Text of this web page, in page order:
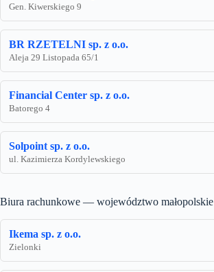
Gen. Kiwerskiego 9
BR RZETELNI sp. z o.o.
Aleja 29 Listopada 65/1
Financial Center sp. z o.o.
Batorego 4
Solpoint sp. z o.o.
ul. Kazimierza Kordylewskiego
Biura rachunkowe — województwo małopolskie
Ikema sp. z o.o.
Zielonki